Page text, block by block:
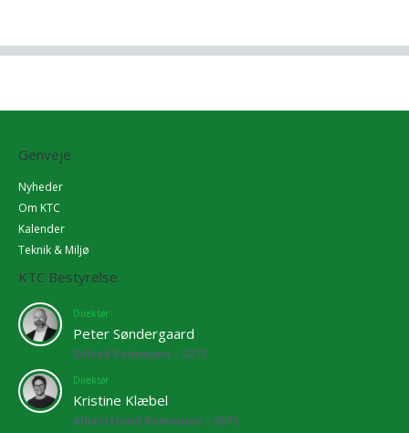
Genveje
Nyheder
Om KTC
Kalender
Teknik & Miljø
KTC Bestyrelse
Direktør
Peter Søndergaard
Solrød Kommune - 5272
Direktør
Kristine Klæbel
Albertslund Kommune - 2673